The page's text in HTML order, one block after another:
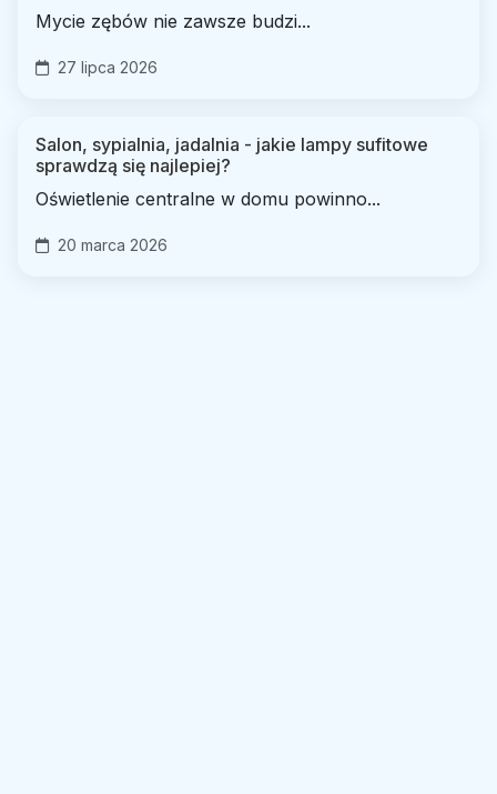
Mycie zębów nie zawsze budzi...
27 lipca 2026
Salon, sypialnia, jadalnia - jakie lampy sufitowe
sprawdzą się najlepiej?
Oświetlenie centralne w domu powinno...
20 marca 2026